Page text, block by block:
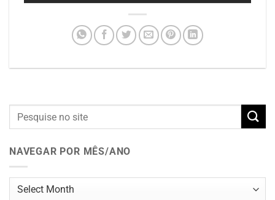
NAVEGAR POR MÊS/ANO
Navegar